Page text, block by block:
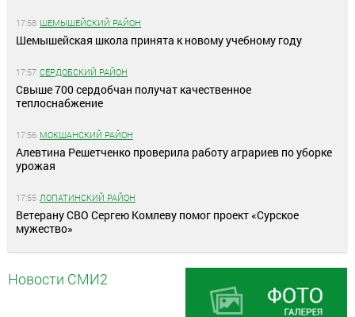
17:58 ШЕМЫШЕЙСКИЙ РАЙОН
Шемышейская школа принята к новому учебному году
17:57 СЕРДОБСКИЙ РАЙОН
Свыше 700 сердобчан получат качественное
теплоснабжение
17:56 МОКШАНСКИЙ РАЙОН
Алевтина Решетченко проверила работу аграриев по уборке
урожая
17:55 ЛОПАТИНСКИЙ РАЙОН
Ветерану СВО Сергею Комлеву помог проект «Сурское
мужество»
Новости СМИ2